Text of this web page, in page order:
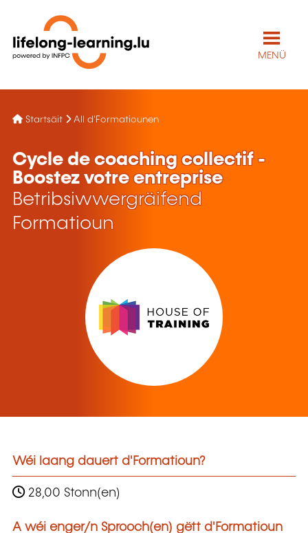
MENÜ
Startsäit All d'Formatiounen
Cycle de coaching collectif -
Boostez votre entreprise
Betribsiwwergräifend
Formatioun
Wéi laang dauert d'Formatioun?
28,00 Stonn(en)
A wéi enger/n Sprooch(en) gëtt d'Formatioun